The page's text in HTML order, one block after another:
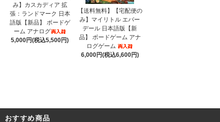
み】カスカディア 拡
張：ランドマーク 日本
語版【新品】 ボードゲ
ーム アナログ
5,000円(税込5,500円)
【送料無料】【宅配便の
み】マイリトル エバー
デール 日本語版【新
品】 ボードゲーム アナ
ログゲーム
6,000円(税込6,600円)
おすすめ商品